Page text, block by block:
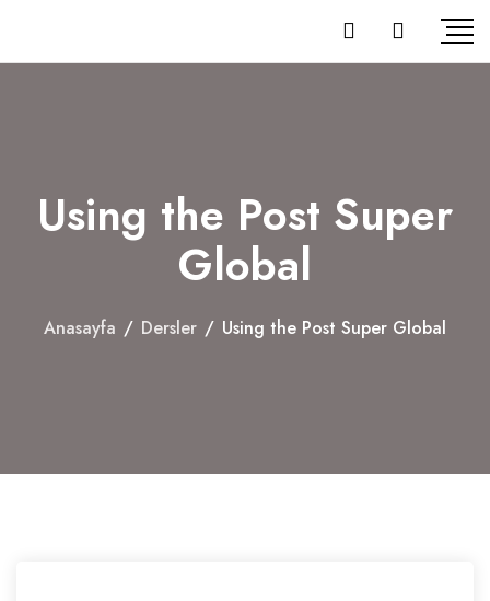
Using the Post Super
Global
Anasayfa / Dersler / Using the Post Super Global